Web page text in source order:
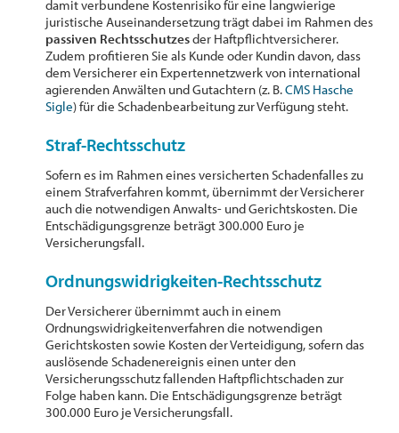
damit verbundene Kostenrisiko für eine langwierige
juristische Auseinandersetzung trägt dabei im Rahmen des
passiven Rechtsschutzesder Haftpflichtversicherer.
Zudem profitieren Sie als Kunde oder Kundin davon, dass
dem Versicherer ein Expertennetzwerk von international
agierenden Anwälten und Gutachtern (z. B.CMS Hasche
Sigle) für die Schadenbearbeitung zur Verfügung steht.
Straf-Rechtsschutz
Sofern es im Rahmen eines versicherten Schadenfalles zu
einem Strafverfahren kommt, übernimmt der Versicherer
auch die notwendigen Anwalts- und Gerichtskosten. Die
Entschädigungsgrenze beträgt 300.000 Euro je
Versicherungsfall.
Ordnungswidrigkeiten-Rechtsschutz
Der Versicherer übernimmt auch in einem
Ordnungswidrigkeitenverfahren die notwendigen
Gerichtskosten sowie Kosten der Verteidigung, sofern das
auslösende Schadenereignis einen unter den
Versicherungsschutz fallenden Haftpflichtschaden zur
Folge haben kann. Die Entschädigungsgrenze beträgt
300.000 Euro je Versicherungsfall.